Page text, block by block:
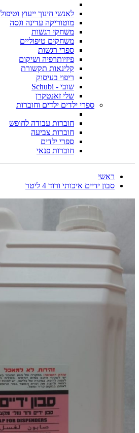
לאנשי חינוך ייעוץ וטיפול
מוטוריקה עדינה וגסה
משחקי רגשות
משחקים טיפוליים
ספרי רגשות
פיזיותרפיה ושיקום
קלינאות תקשורת
ריפוי בעיסוק
שובי - Schubi
שלי זאנטקרן
ספרי ילדים ילדים וחוברות
חוברות עבודה לחופש
חוברות צביעה
ספרי ילדים
חוברות פנאי
ראשי
סבון ידיים איכותי ורוד 4 ליטר